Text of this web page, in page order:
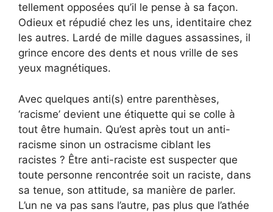
tellement opposées qu’il le pense à sa façon.
Odieux et répudié chez les uns, identitaire chez
les autres. Lardé de mille dagues assassines, il
grince encore des dents et nous vrille de ses
yeux magnétiques.
Avec quelques anti(s) entre parenthèses,
‘racisme’ devient une étiquette qui se colle à
tout être humain. Qu’est après tout un anti-
racisme sinon un ostracisme ciblant les
racistes ? Être anti-raciste est suspecter que
toute personne rencontrée soit un raciste, dans
sa tenue, son attitude, sa manière de parler.
L’un ne va pas sans l’autre, pas plus que l’athée